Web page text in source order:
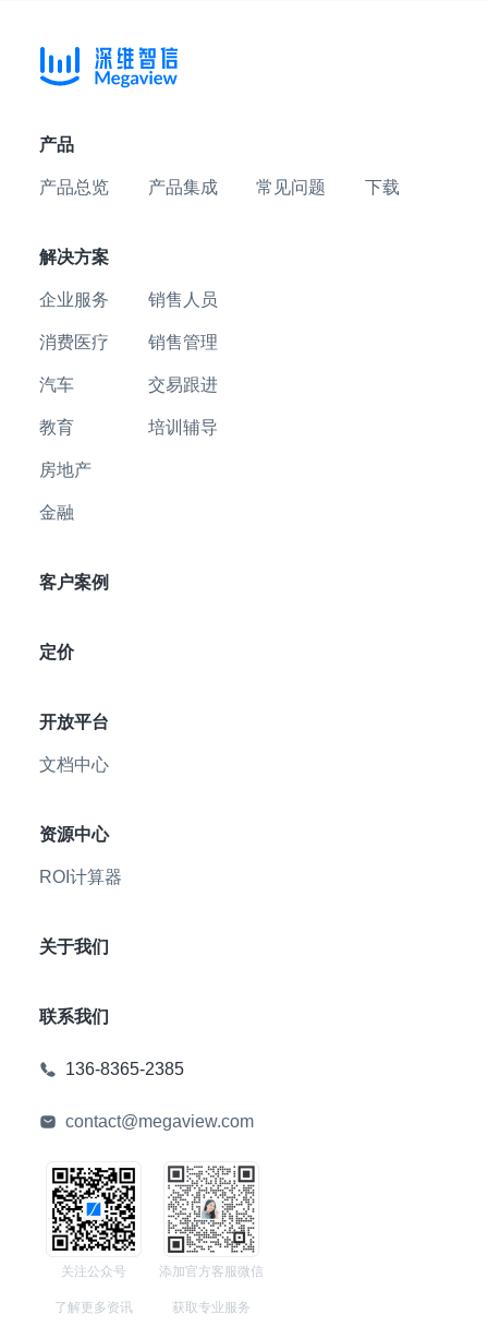
产品
产品总览 产品集成 常见问题 下载
解决方案
企业服务
消费医疗
汽车
教育
房地产
金融
销售人员
销售管理
交易跟进
培训辅导
客户案例
定价
开放平台
文档中心
资源中心
ROI计算器
关于我们
联系我们
136-8365-2385
contact@megaview.com
关注公众号
了解更多资讯
添加官方客服微信
获取专业服务